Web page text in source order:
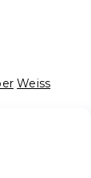
Weiss